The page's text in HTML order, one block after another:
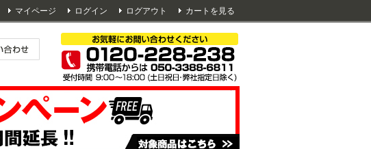
マイページ ログイン ログアウト カートを見る